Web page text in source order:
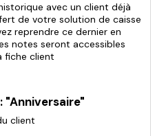
avec un client déjà
de votre solution de caisse
reprendre ce dernier en
notes seront accessibles
fiche client
"Anniversaire"
client